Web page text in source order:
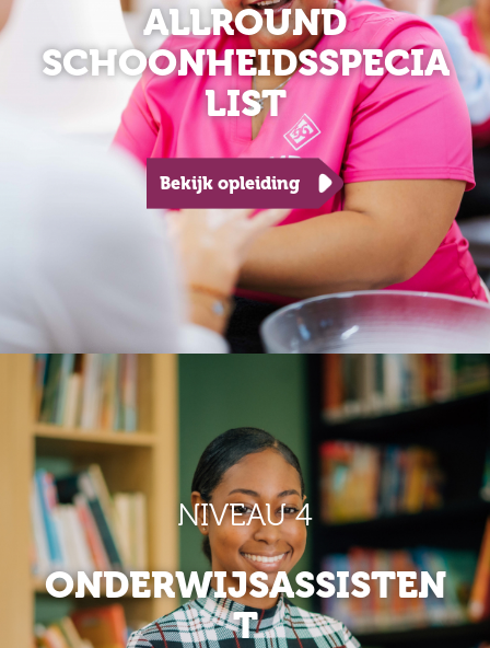
ALLROUND
SCHOONHEIDSSPECIA
LIST
Bekijk opleiding
NIVEAU 4
ONDERWIJSASSISTEN
T